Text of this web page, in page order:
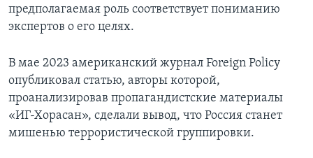
предполагаемая роль соответствует пониманию
экспертов о его целях.
В мае 2023 американский журнал Foreign Policy
опубликовал статью, авторы которой,
проанализировав пропагандистские материалы
«ИГ-Хорасан», сделали вывод, что Россия станет
мишенью террористической группировки.